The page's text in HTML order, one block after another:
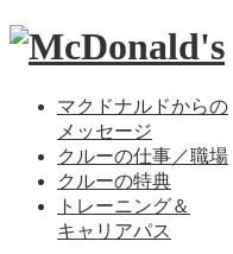
マクドナルドからの
メッセージ
クルーの仕事／職場
クルーの特典
トレーニング＆
キャリアパス